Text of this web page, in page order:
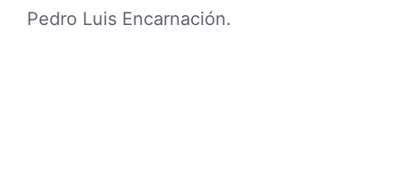
Pedro Luis Encarnación.